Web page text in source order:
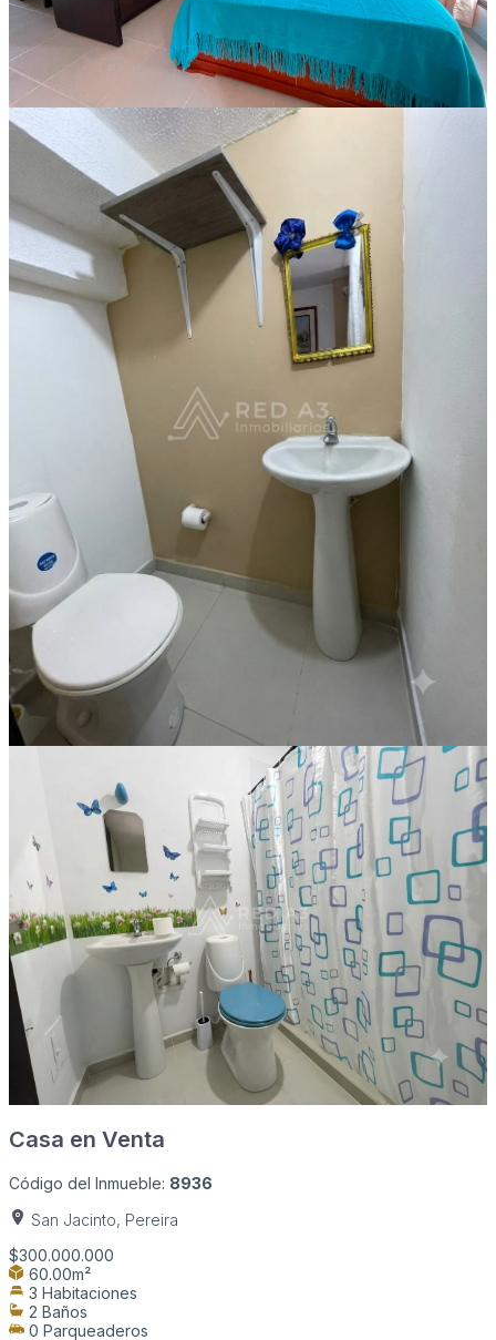
Casa en Venta
Código del Inmueble: 8936
San Jacinto, Pereira
$300.000.000
60.00m²
3 Habitaciones
2 Baños
0 Parqueaderos